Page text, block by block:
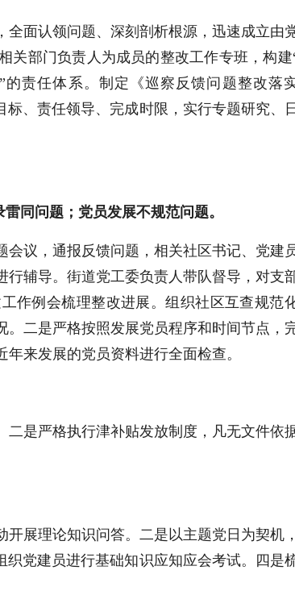
面认领问题、深刻剖析根源，迅速成立由
关部门负责人为成员的整改工作专班，构建
责任体系。制定《巡察反馈问题整改落
、责任领导、完成时限，实行专题研究、
雷同 问题； 党员发展不规范问题。
议，通报反馈问题，相关社区书记、党建
行辅导。街道党工委负责人带队督导， 对支
作例会梳理整改进展。组织社区互查规范
。二是严格按照发展党员程序和时间节点，
来发展的党员资料进行全面检查。
是严格执行津补贴发放制度，凡无文件依
展理论知识问答。二是以主题党日为契机
织党建员进行基础知识应知应会考试。
四是